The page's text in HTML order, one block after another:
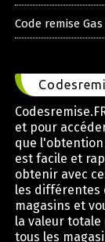
Code remise
et pour
que
est facile et
obtenir avec
les différentes
magasins et
la valeur totale
tous les